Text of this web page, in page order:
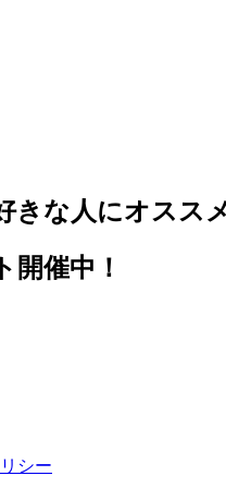
きな人にオスス
開催中！
シー